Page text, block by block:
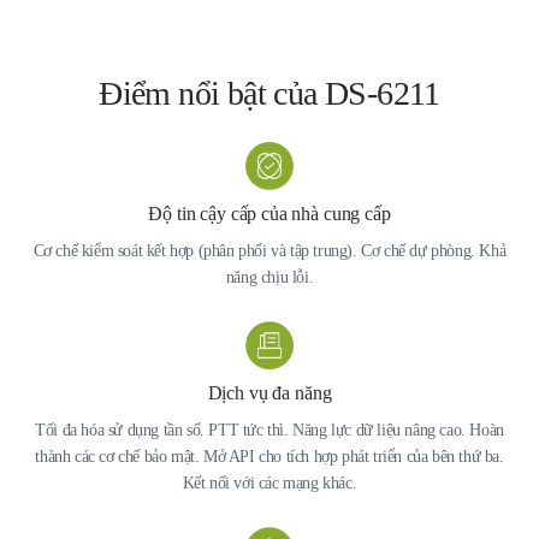
Điểm nổi bật của DS-6211
Độ tin cậy cấp của nhà cung cấp
Cơ chế kiểm soát kết hợp (phân phối và tập trung). Cơ chế dự phòng. Khả
năng chịu lỗi.
Dịch vụ đa năng
Tối đa hóa sử dụng tần số. PTT tức thì. Năng lực dữ liệu nâng cao. Hoàn
thành các cơ chế bảo mật. Mở API cho tích hợp phát triển của bên thứ ba.
Kết nối với các mạng khác.